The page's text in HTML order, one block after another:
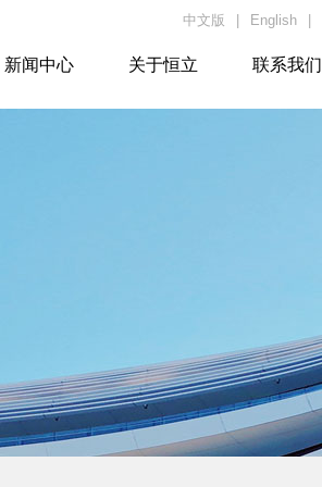
中文版 English
新闻中心 关于恒立 联系我们